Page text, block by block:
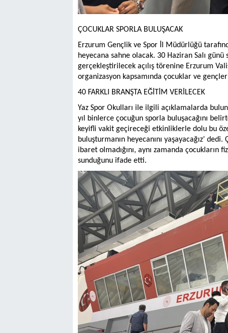
ÇOCUKLAR SPORLA BULUŞACAK
Erzurum Gençlik ve Spor İl Müdürlüğü
heyecana sahne olacak. 30 Haziran Salı günü
gerçekleştirilecek açılış törenine Erzurum
organizasyon kapsamında çocuklar ve
40 FARKLI BRANŞTA EĞİTİM VERİLECEK
Yaz Spor Okulları ile ilgili açıklamalarda
yıl binlerce çocuğun sporla buluşacağını
keyifli vakit geçireceği etkinliklerle dolu bu
buluşturmanın heyecanını yaşayacağız’
ibaret olmadığını, aynı zamanda
sunduğunu ifade etti.